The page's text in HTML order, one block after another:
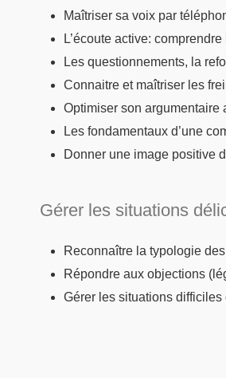
Maîtriser sa voix par
L’écoute active:
Les questionnements, la
Connaitre et maîtriser les
Optimiser son argumentaire
Les fondamentaux d’une
Donner une image positive
Gérer les situations
Reconnaître la typologie
Répondre aux objections
Gérer les situations